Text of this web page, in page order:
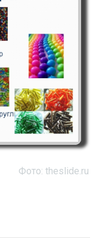
Фото: theslide.ru